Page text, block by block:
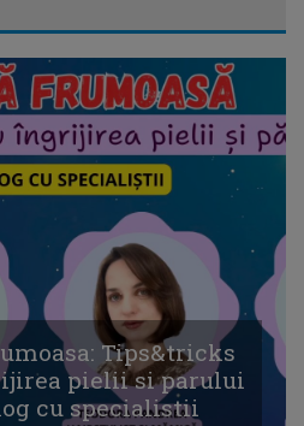
Tips&tricks
pielii si parului
cu specialistii